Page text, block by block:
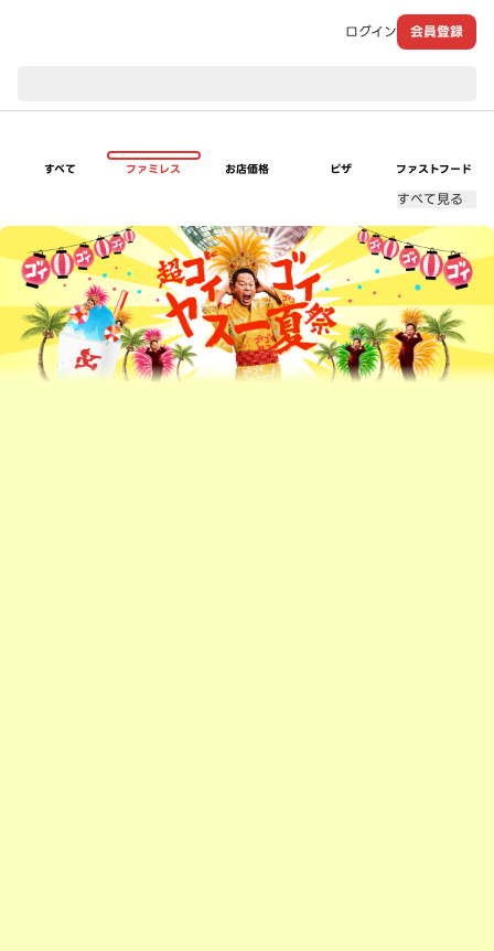
ログイン 会員登録
すべて ファミレス お店価格 ピザ ファストフード
すべて見る
超ゴイゴイヤスー夏祭